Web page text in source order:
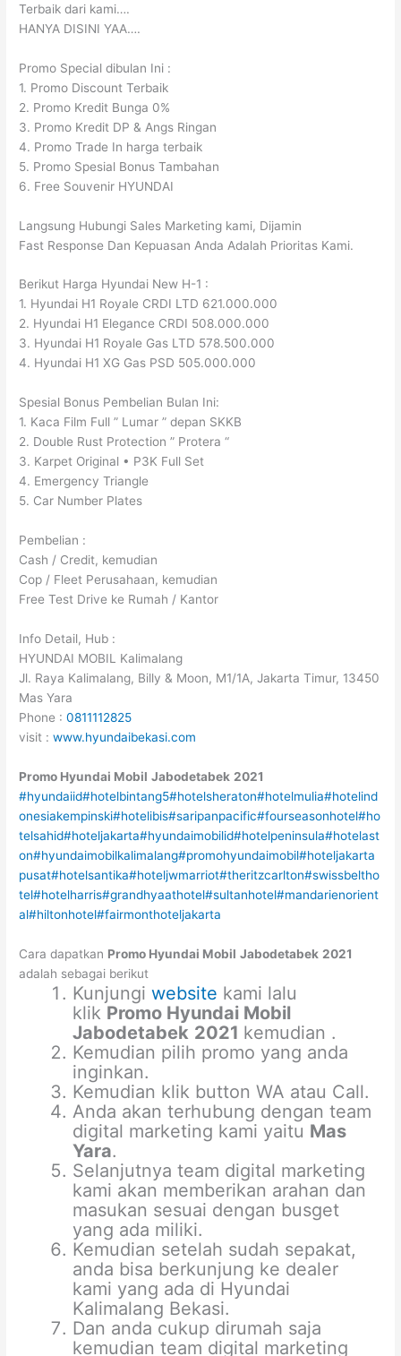
Terbaik dari kami….
HANYA DISINI YAA….
Promo Special dibulan Ini :
1. Promo Discount Terbaik
2. Promo Kredit Bunga 0%
3. Promo Kredit DP & Angs Ringan
4. Promo Trade In harga terbaik
5. Promo Spesial Bonus Tambahan
6. Free Souvenir HYUNDAI
Langsung Hubungi Sales Marketing kami, Dijamin
Fast Response Dan Kepuasan Anda Adalah Prioritas Kami.
Berikut Harga Hyundai New H-1 :
1. Hyundai H1 Royale CRDI LTD 621.000.000
2. Hyundai H1 Elegance CRDI 508.000.000
3. Hyundai H1 Royale Gas LTD 578.500.000
4. Hyundai H1 XG Gas PSD 505.000.000
Spesial Bonus Pembelian Bulan Ini:
1. Kaca Film Full ” Lumar ” depan SKKB
2. Double Rust Protection ” Protera “
3. Karpet Original • P3K Full Set
4. Emergency Triangle
5. Car Number Plates
Pembelian :
Cash / Credit, kemudian
Cop / Fleet Perusahaan, kemudian
Free Test Drive ke Rumah / Kantor
Info Detail, Hub :
HYUNDAI MOBIL Kalimalang
Jl. Raya Kalimalang, Billy & Moon, M1/1A, Jakarta Timur, 13450
Mas Yara
Phone :0811112825
visit :www.hyundaibekasi.com
Promo Hyundai Mobil Jabodetabek 2021
#hyundaiid#hotelbintang5#hotelsheraton#hotelmulia#hotelind
onesiakempinski#hotelibis#saripanpacific#fourseasonhotel#ho
telsahid#hoteljakarta#hyundaimobilid#hotelpeninsula#hotelast
on#hyundaimobilkalimalang#promohyundaimobil#hoteljakarta
pusat#hotelsantika#hoteljwmarriot#theritzcarlton#swissbeltho
tel#hotelharris#grandhyaathotel#sultanhotel#mandarienorient
al#hiltonhotel#fairmonthoteljakarta
Cara dapatkan Promo Hyundai Mobil Jabodetabek 2021
adalah sebagai berikut
Kunjungiwebsite kami lalu
klik Promo Hyundai Mobil
Jabodetabek 2021 kemudian .
Kemudian pilih promo yang anda
inginkan.
Kemudian klik button WA atau Call.
Anda akan terhubung dengan team
digital marketing kami yaitu Mas
Yara.
Selanjutnya team digital marketing
kami akan memberikan arahan dan
masukan sesuai dengan busget
yang ada miliki.
Kemudian setelah sudah sepakat,
anda bisa berkunjung ke dealer
kami yang ada di Hyundai
Kalimalang Bekasi.
Dan anda cukup dirumah saja
kemudian team digital marketing